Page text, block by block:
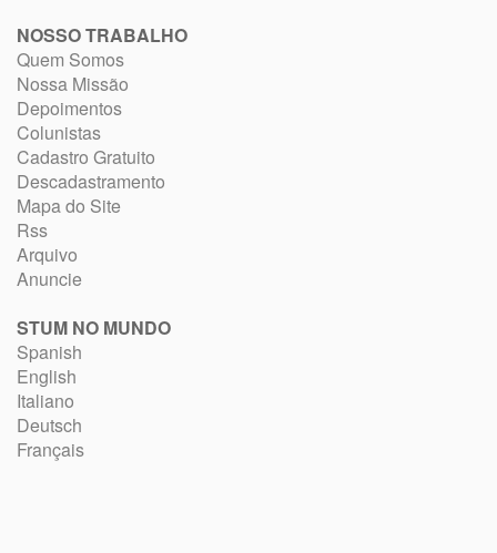
NOSSO TRABALHO
Quem Somos
Nossa Missão
Depoimentos
Colunistas
Cadastro Gratuito
Descadastramento
Mapa do Site
Rss
Arquivo
Anuncie
STUM NO MUNDO
Spanish
English
Italiano
Deutsch
Français